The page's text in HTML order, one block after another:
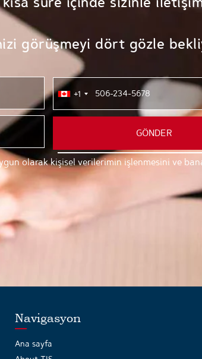
görüşmeyi dört gözle
+1
GÖNDER
olarak kişisel verilerimin işlenmesini ve
Navigasyon
Ana sayfa